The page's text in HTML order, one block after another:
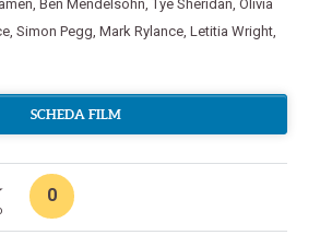
, Ben Mendelsohn,Tye Sheridan, Olivia
, Simon Pegg, Mark Rylance, Letitia Wright,
SCHEDA FILM
0